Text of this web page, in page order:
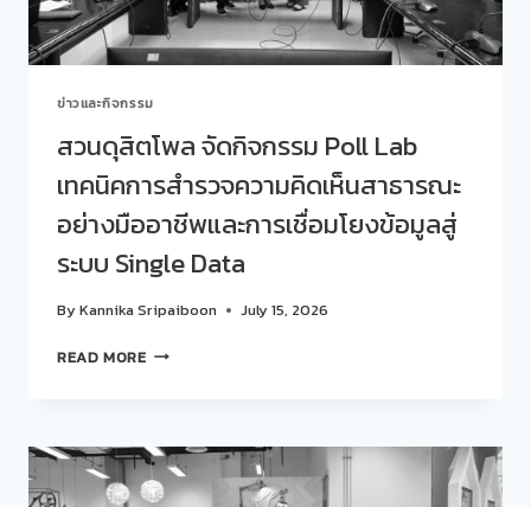
กิจกรรม
“คุย
ๆ…
STORY
TALK
ONE
LAB“
ครั้ง
433(27)
SDU
SERIES:
โอกาส
เป็น
ข่าวและกิจกรรม
สวนดุสิตโพล จัดกิจกรรม Poll Lab
เทคนิคการสำรวจความคิดเห็นสาธารณะ
อย่างมืออาชีพและการเชื่อมโยงข้อมูลสู่
ระบบ Single Data
ByKannika Sripaiboon July 15, 2026
READ MOREสวน
จัด
กิจกรรม
POLL